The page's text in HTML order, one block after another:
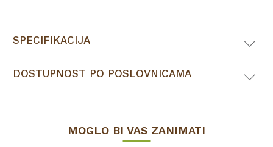
SPECIFIKACIJA
DOSTUPNOST PO POSLOVNICAMA
MOGLO BI VAS ZANIMATI